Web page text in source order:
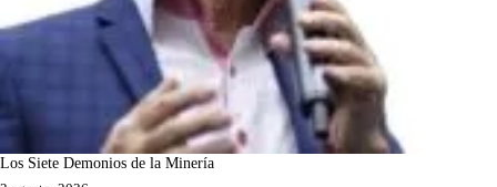
Los Siete Demonios de la Minería